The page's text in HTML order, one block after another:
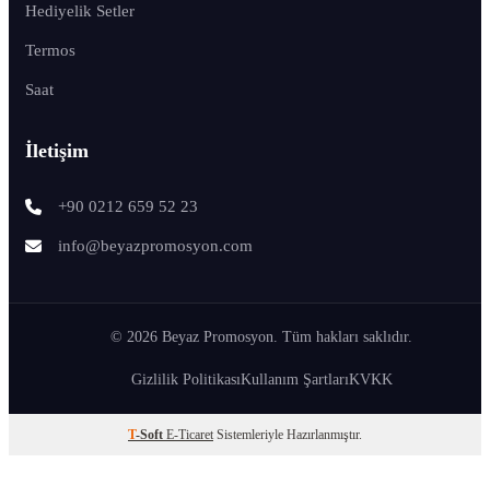
Hediyelik Setler
Termos
Saat
İletişim
+90 0212 659 52 23
info@beyazpromosyon.com
© 2026 Beyaz Promosyon. Tüm hakları saklıdır.
Gizlilik PolitikasıKullanım ŞartlarıKVKK
T-Soft E-Ticaret Sistemleriyle Hazırlanmıştır.